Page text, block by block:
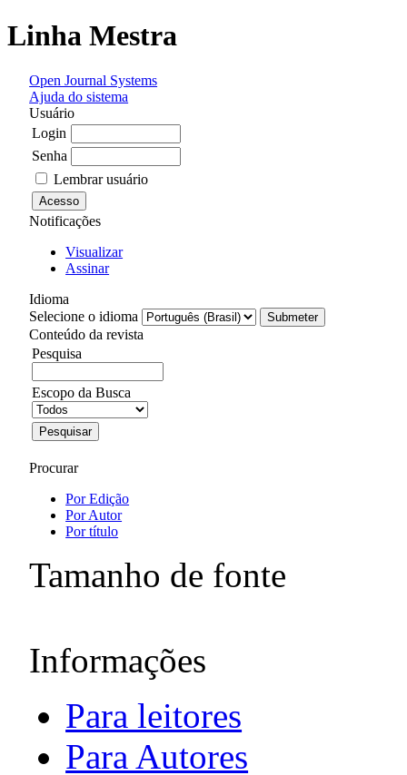
Linha Mestra
Open Journal Systems
Ajuda do sistema
Usuário
Login
Senha
Lembrar usuário
Notificações
Visualizar
Assinar
Idioma
Selecione o idioma
Conteúdo da revista
Pesquisa
Escopo da Busca
Procurar
Por Edição
Por Autor
Por título
Tamanho de fonte
Informações
Para leitores
Para Autores